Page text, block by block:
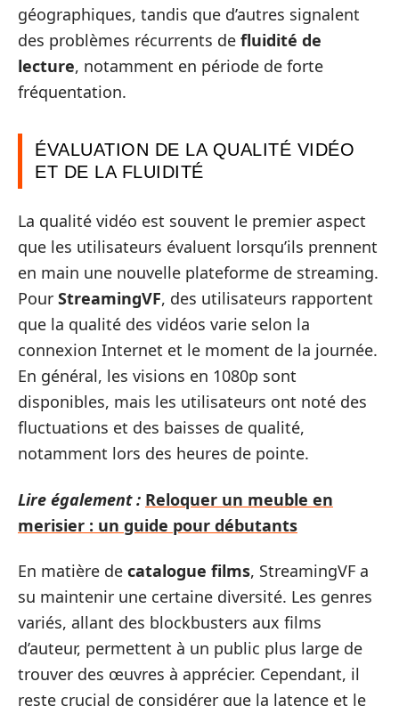
géographiques, tandis que d’autres signalent
des problèmes récurrents de fluidité de
lecture, notamment en période de forte
fréquentation.
ÉVALUATION DE LA QUALITÉ VIDÉO
ET DE LA FLUIDITÉ
La qualité vidéo est souvent le premier aspect
que les utilisateurs évaluent lorsqu’ils prennent
en main une nouvelle plateforme de streaming.
Pour StreamingVF, des utilisateurs rapportent
que la qualité des vidéos varie selon la
connexion Internet et le moment de la journée.
En général, les visions en 1080p sont
disponibles, mais les utilisateurs ont noté des
fluctuations et des baisses de qualité,
notamment lors des heures de pointe.
Lire également : Reloquer un meuble en
merisier : un guide pour débutants
En matière de catalogue films, StreamingVF a
su maintenir une certaine diversité. Les genres
variés, allant des blockbusters aux films
d’auteur, permettent à un public plus large de
trouver des œuvres à apprécier. Cependant, il
reste crucial de considérer que la latence et le